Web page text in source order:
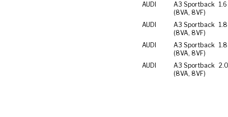
AUDI
A3 Sportback
(8VA, 8VF)
AUDI
A3 Sportback
(8VA, 8VF)
AUDI
A3 Sportback
(8VA, 8VF)
AUDI
A3 Sportback
(8VA, 8VF)